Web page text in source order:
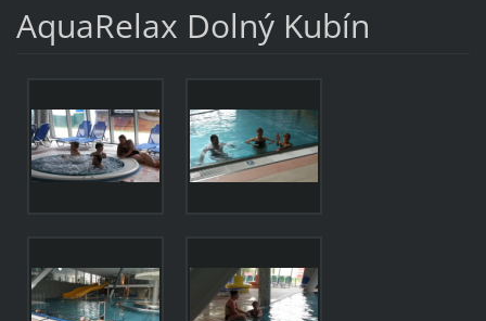
AquaRelax Dolný Kubín